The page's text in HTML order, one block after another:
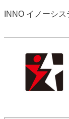
INNO イノーシ